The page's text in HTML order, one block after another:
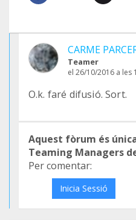
CARME
Teamer
el 26/10/2016 a les
O.k. faré difusió. Sort.
Aquest fòrum és
Teaming Managers
Per comentar:
Inicia Sessió